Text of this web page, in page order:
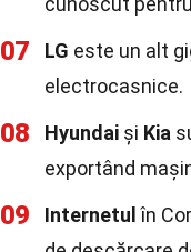
07 LG este un alt
electrocasnice.
08 Hyundai și Kia
exportând
09 Internetul în